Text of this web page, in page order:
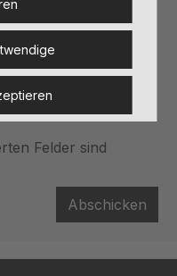
AGB
Felder sind
Abschicken